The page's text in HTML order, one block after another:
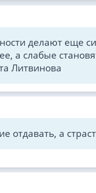
делают еще
а слабые
Литвинова
отдавать, а